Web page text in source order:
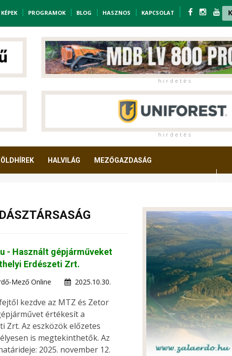
KÉPEK PROGRAMOK BLOG HASZNOS KAPCSOLAT
h i r d e t é s
h i r d e t é s
HALVILÁG MEZŐGAZDASÁG
- Használt gépjárműveket
Erdészeti Zrt.
Mező Online 2025.10.30.
kezdve az MTZ és Zetor
értékesít a
Zrt. Az eszközök előzetes
is megtekinthetők. Az
2025. november 12.